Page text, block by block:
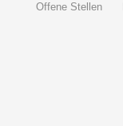
Offene Stellen